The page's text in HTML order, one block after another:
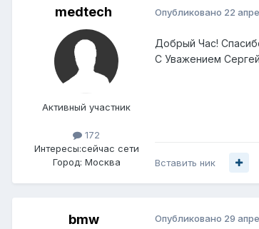
medtech
Активный участник
172
Интересы:сейчас сети
Город: Москва
Опубликовано 22
Добрый Час!
С Уважением
Вставить ник
bmw Опубликовано 29